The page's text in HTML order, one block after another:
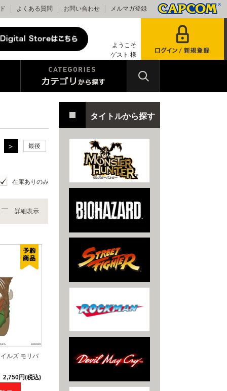
よくある質問 お問い合わせ メルマガ登録
ようこそ
ゲスト 様
最後
在庫ありのみ
詳細表示
ルズ モリバ
2,750円(税込)
タイトルから探す